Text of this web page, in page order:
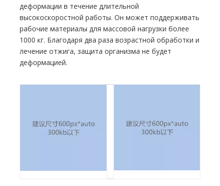
деформации в течение длительной
высокоскоростной работы. Он может поддерживать
рабочие материалы для массовой нагрузки более
1000 кг. Благодаря два раза возрастной обработки и
лечение отжига, защита организма не будет
деформацией.